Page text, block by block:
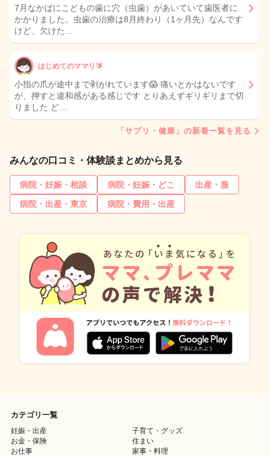
7月なかばにこどもの歯に穴（虫歯）があいていて歯医者に
かかりました。虫歯の治療は8月終わり（1ヶ月先）なんです
けど、欠けた…
はじめてのママリ🔰
小指の爪が途中まで剥がれています😱 痛いとかはないです
が、押すと違和感がある感じです とりあえずギリギリまで切
りました ど…
「サプリ・健康」の新着一覧を見る
みんなの口コミ・体験談まとめから見る
病院・妊娠・相談 病院・妊娠・どこ
出産・服
病院・出産・東京
病院・費用・出産
カテゴリ一覧
妊娠・出産
子育て・グッズ
お金・保険
住まい
お仕事
家事・料理